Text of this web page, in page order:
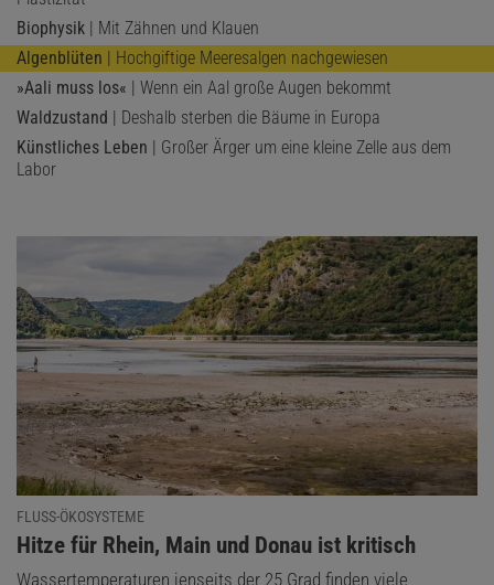
Biophysik | Mit Zähnen und Klauen
Algenblüten | Hochgiftige Meeresalgen nachgewiesen
»Aali muss los« | Wenn ein Aal große Augen bekommt
Waldzustand | Deshalb sterben die Bäume in Europa
Künstliches Leben | Großer Ärger um eine kleine Zelle aus dem
Labor
FLUSS-ÖKOSYSTEME
:
Hitze für Rhein, Main und Donau ist kritisch
Wassertemperaturen jenseits der 25 Grad finden viele